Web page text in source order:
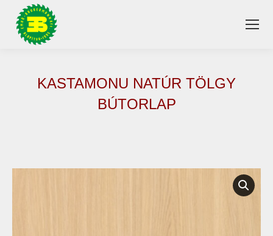
KASTAMONU NATÚR TÖLGY
BÚTORLAP